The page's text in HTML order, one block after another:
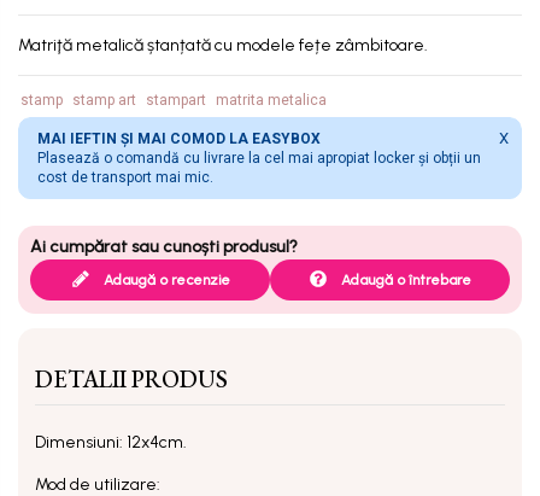
Matriţă metalică ștanțată cu modele fețe zâmbitoare.
stamp stamp art stampart matrita metalica
MAI IEFTIN ȘI MAI COMOD LA EASYBOX
Plasează o comandă cu livrare la cel mai apropiat locker și obții un
cost de transport mai mic.
X
Adaugă o recenzie Adaugă o întrebare
DETALII PRODUS
Dimensiuni: 12x4cm.
Mod de utilizare: